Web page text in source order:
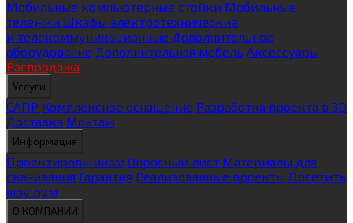
Мобильные компьютерные стойки Мобильные
тележки Шкафы электротехнические
и телекоммуникационные Дополнительное
оборудование Дополнительная мебель Аксессуары
Распродажа
Услуги
САПР Комплексное оснащение Разработка проекта в 3D
Доставка Монтаж
Информация
Проектировщикам Опросный лист Материалы для
скачивания Гарантия Реализованные проекты Посетить
шоу рум
О КОМПАНИИ